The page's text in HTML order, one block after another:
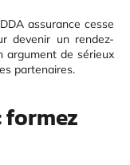
assurance cesse
devenir un rendez-
de sérieux
partenaires.
formez